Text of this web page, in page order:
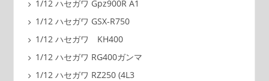
1/12 ハセガワ Gpz900R A1
1/12 ハセガワ GSX-R750
1/12 ハセガワ KH400
1/12 ハセガワ RG400ガンマ
1/12 ハセガワ RZ250 (4L3